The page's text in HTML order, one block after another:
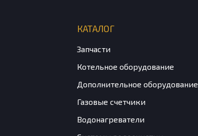
КАТАЛОГ
Запчасти
Котельное оборудование
Дополнительное оборудование
Газовые счетчики
Водонагреватели